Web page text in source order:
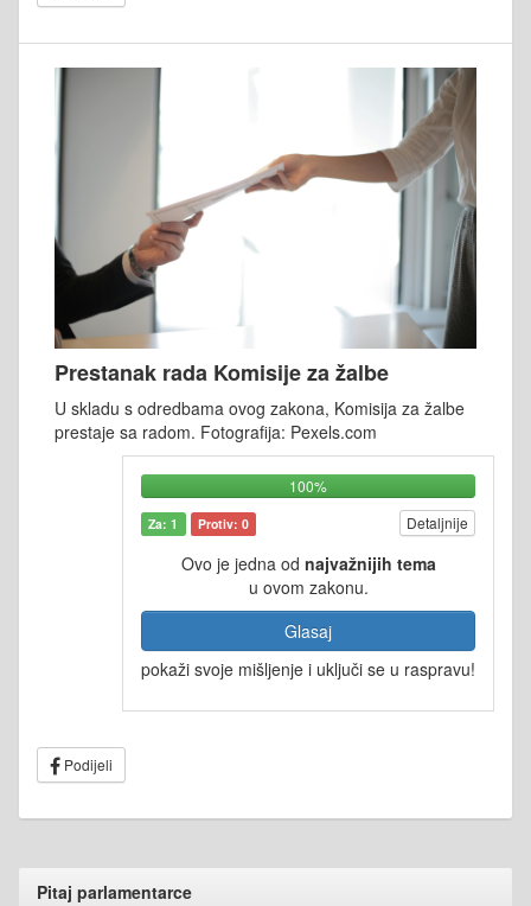
Prestanak rada Komisije za žalbe
U skladu s odredbama ovog zakona, Komisija za žalbe
prestaje sa radom. Fotografija: Pexels.com
100%
Za: 1 Protiv: 0 Detaljnije
Ovo je jedna od najvažnijih tema
u ovom zakonu.
Glasaj
pokaži svoje mišljenje i uključi se u raspravu!
Podijeli
Pitaj parlamentarce